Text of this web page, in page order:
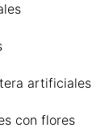
artificiales
con flores